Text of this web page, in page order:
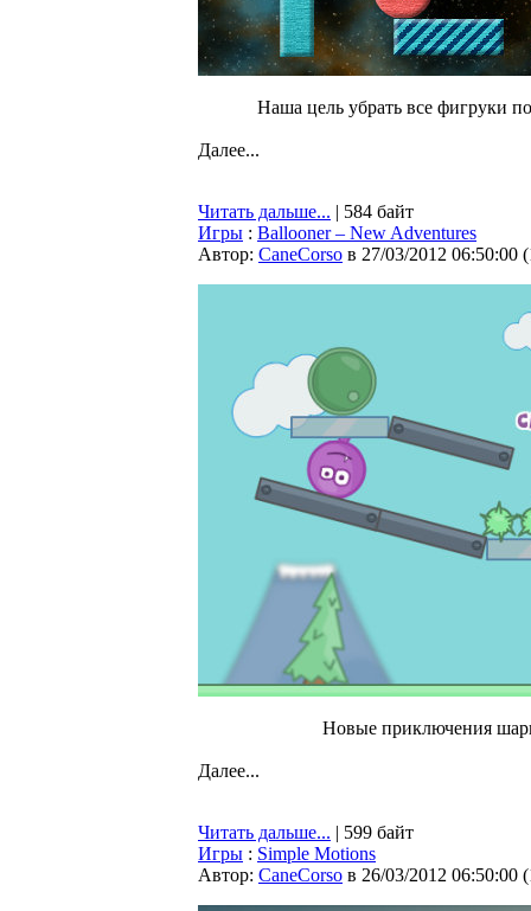
Наша цель убрать все фигруки
Далее...
Читать дальше... | 584 байт
Игры : Ballooner – New Adventures
Автор: CaneCorso в 27/03/2012 06:50:00 (
Новые приключения
Далее...
Читать дальше... | 599 байт
Игры : Simple Motions
Автор: CaneCorso в 26/03/2012 06:50:00 (